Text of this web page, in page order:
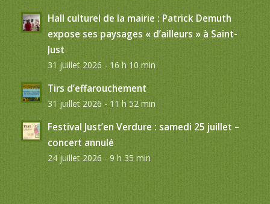
Hall culturel de la mairie : Patrick Demuth
expose ses paysages « d’ailleurs » à Saint-
Just
31 juillet 2026 - 16 h 10 min
Tirs d’effarouchement
31 juillet 2026 - 11 h 52 min
Festival Just’en Verdure : samedi 25 juillet –
concert annulé
24 juillet 2026 - 9 h 35 min